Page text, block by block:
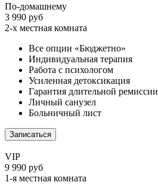
По-домашнему
3 990 руб
2-х местная комната
Все опции «Бюджетно»
Индивидуальная терапия
Работа с психологом
Усиленная детоксикация
Гарантия длительной ремиссии
Личный санузел
Больничный лист
Записаться
VIP
9 990 руб
1-я местная комната